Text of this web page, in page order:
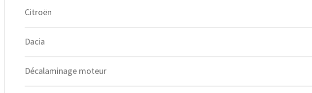
Citroën
Dacia
Décalaminage moteur